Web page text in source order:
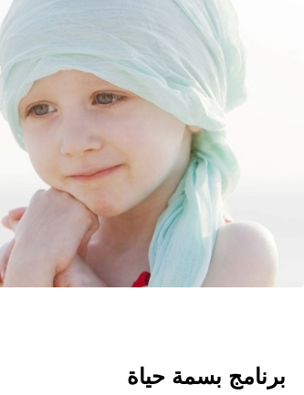
برنامج بسمة حياة